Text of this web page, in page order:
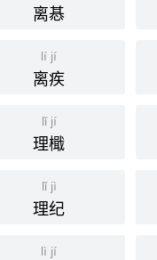
离惎
lí jí
离疾
lǐ jí
理檝
lǐ jì
理纪
lì jí